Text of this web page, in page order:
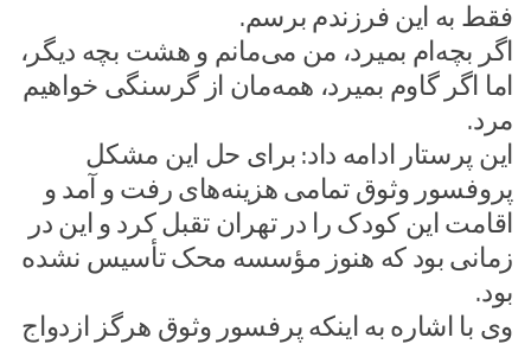
فقط به این فرزندم برسم.
اگر بچه‌ام بمیرد، من می‌مانم و هشت بچه دیگر،
اما اگر گاوم بمیرد، همه‌مان از گرسنگی خواهیم
مرد.
این پرستار ادامه داد: برای حل این مشکل
پروفسور وثوق تمامی هزینه‌های رفت و آمد و
اقامت این کودک را در تهران تقبل کرد و این در
زمانی بود که هنوز مؤسسه محک تأسیس نشده
بود.
وی با اشاره به اینکه پرفسور وثوق هرگز ازدواج